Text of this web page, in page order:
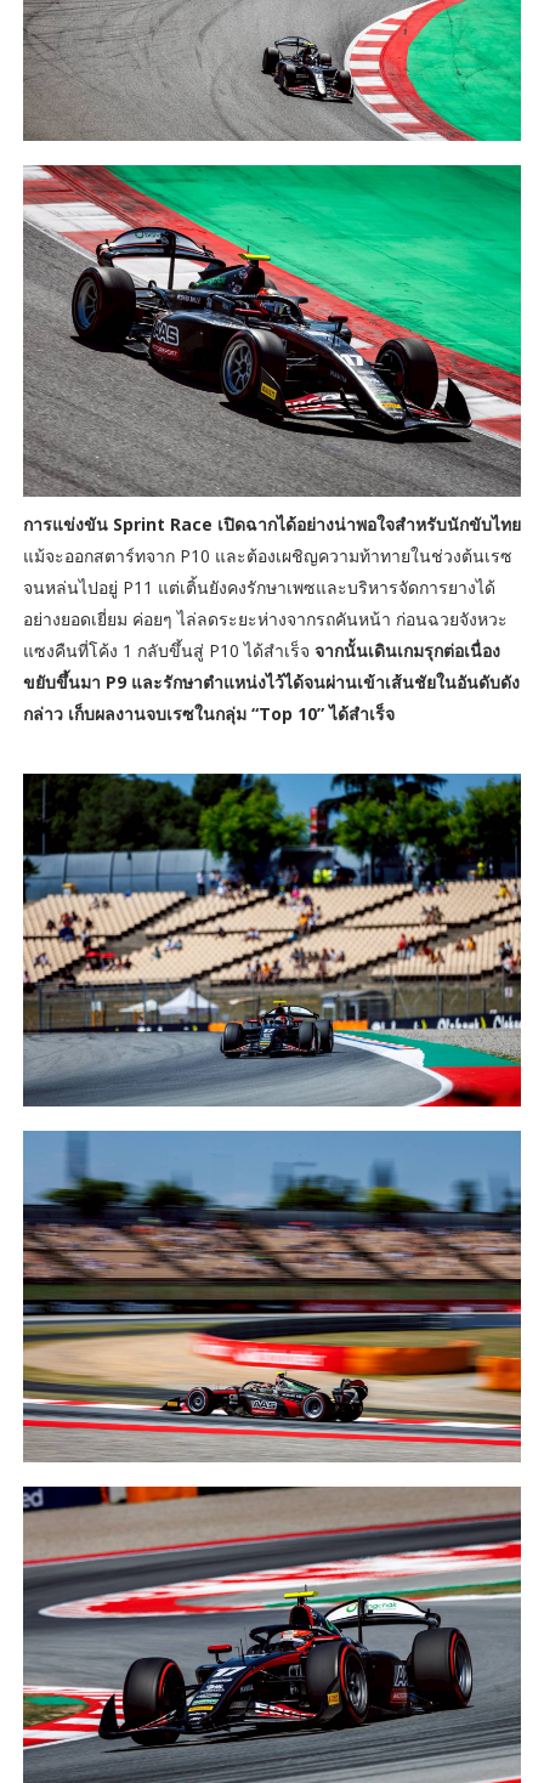
การแข่งขัน Sprint Race เปิดฉากได้อย่างน่าพอใจสำหรับนักขับไทย
แม้จะออกสตาร์ทจาก P10 และต้องเผชิญความท้าทายในช่วงต้นเรซ
จนหล่นไปอยู่ P11 แต่เติ้นยังคงรักษาเพซและบริหารจัดการยางได้
อย่างยอดเยี่ยม ค่อยๆ ไล่ลดระยะห่างจากรถคันหน้า ก่อนฉวยจังหวะ
แซงคืนที่โค้ง 1 กลับขึ้นสู่ P10 ได้สำเร็จ จากนั้นเดินเกมรุกต่อเนื่อง
ขยับขึ้นมา P9 และรักษาตำแหน่งไว้ได้จนผ่านเข้าเส้นชัยในอันดับดัง
กล่าว เก็บผลงานจบเรซในกลุ่ม “Top 10” ได้สำเร็จ